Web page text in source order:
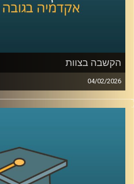
הקשבה בצוות
04/02/2026
בעולם הניהול והחיים האישיים
טובה, אבל הרבה פחות על הקשבה
שהיא למעשה מנגנון עמוק שמכתיב
ידע, ואם משפחות ירגישו מובנות
אנחנו מדברים על האופן שבו